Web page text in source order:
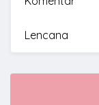
Lencana